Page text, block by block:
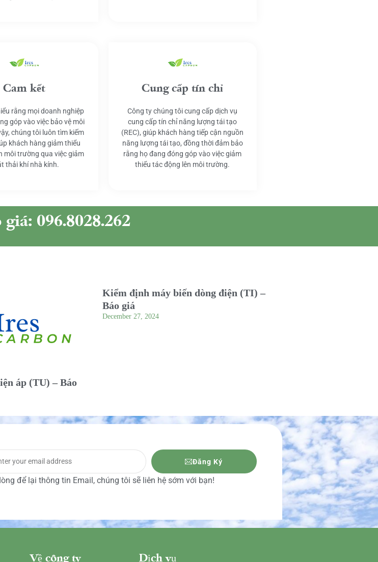
Cam kết
rằng mọi doanh nghiệp
góp vào việc bảo vệ môi
chúng tôi luôn tìm kiếm
khách hàng giảm thiểu
môi trường qua việc giảm
thải khí nhà kính.
Cung cấp tín chỉ
Công ty chúng tôi cung cấp dịch vụ
cung cấp tín chỉ năng lượng tái tạo
(REC), giúp khách hàng tiếp cận nguồn
năng lượng tái tạo, đồng thời đảm bảo
rằng họ đang đóng góp vào việc giảm
thiểu tác động lên môi trường.
096.8028.262
áp (TU) – Báo
Kiểm định máy biến dòng điện (TI) –
Báo giá
December 27, 2024
Đăng Ký
để lại thông tin Email, chúng tôi sẽ liên hệ sớm với bạn!
Về công ty Dịch vụ